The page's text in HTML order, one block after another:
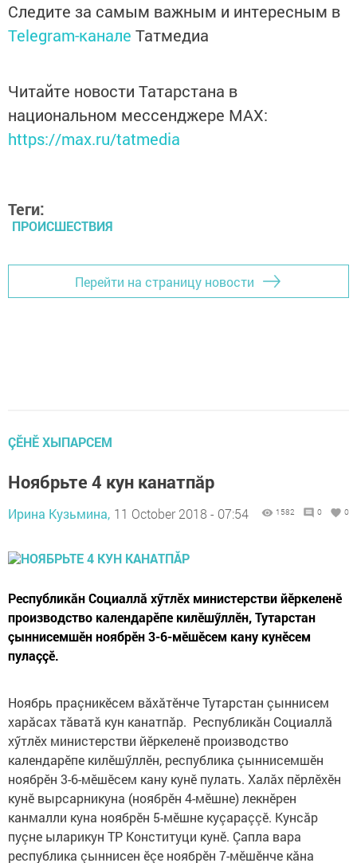
Следите за самым важным и интересным в
Telegram-канале Татмедиа
Читайте новости Татарстана в
национальном мессенджере MАХ:
https://max.ru/tatmedia
Теги:
ПРОИСШЕСТВИЯ
Перейти на страницу новости
ÇӖНӖ ХЫПАРСЕМ
Ноябрьте 4 кун канатпăр
Ирина Кузьмина, 11 October 2018 - 07:54 1582 0 0
Республикăн Социаллă хӳтлӗх министерстви йӗркеленӗ
производство календарӗпе килӗшӳллӗн, Тутарстан
çыннисемшӗн ноябрӗн 3-6-мӗшӗсем кану кунӗсем
пулаççӗ.
Ноябрь праçникӗсем вăхăтӗнче Тутарстан çыннисем
харăсах тăватă кун канатпăр. Республикăн Социаллă
хӳтлӗх министерстви йӗркеленӗ производство
календарӗпе килӗшӳллӗн, республика çыннисемшӗн
ноябрӗн 3-6-мӗшӗсем кану кунӗ пулать. Халăх пӗрлӗхӗн
кунӗ вырсарникуна (ноябрӗн 4-мӗшне) лекнӗрен
канмалли куна ноябрӗн 5-мӗшне куçараççӗ. Кунсăр
пуçне ыларикун ТР Конституци кунӗ. Çапла вара
республика çыннисен ӗçе ноябрӗн 7-мӗшӗнче кăна